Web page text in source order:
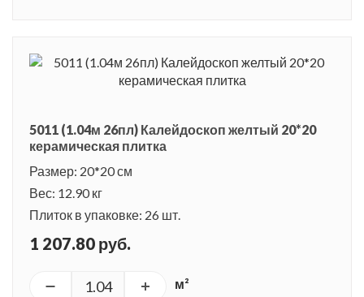
5011 (1.04м 26пл) Калейдоскоп желтый 20*20
керамическая плитка
Размер: 20*20 см
Вес: 12.90 кг
Плиток в упаковке: 26 шт.
1 207.80 руб.
м²